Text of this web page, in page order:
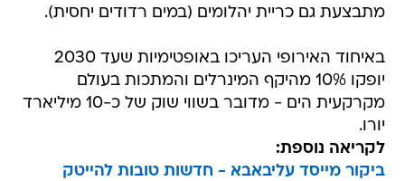
מתבצעת גם כריית יהלומים (במים רדודים יחסית).
באיחוד האירופי העריכו באופטימיות שעד 2030
יופקו 10% מהיקף המינרלים והמתכות בעולם
מקרקעית הים - מדובר בשווי שוק של כ-10 מיליארד
יורו.
לקריאה נוספת:
ביקור מייסד עליבאבא - חדשות טובות להייטק